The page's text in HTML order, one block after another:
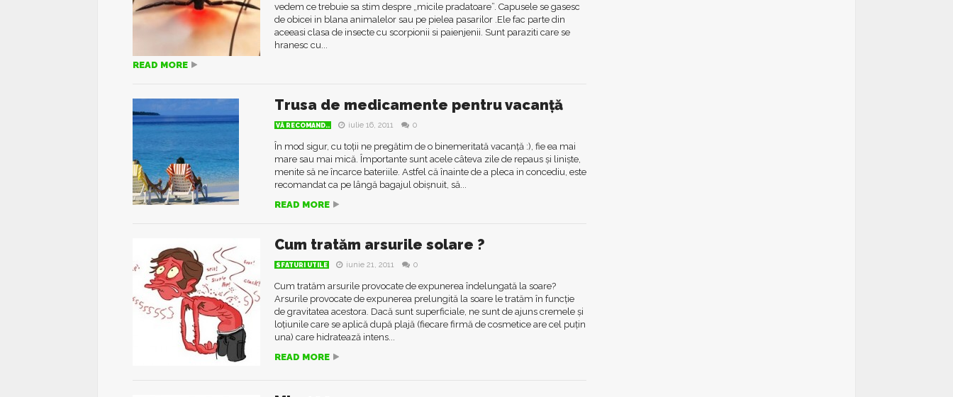
vedem ce trebuie sa stim despre „micile pradatoare”. Capusele se gasesc
de obicei in blana animalelor sau pe pielea pasarilor .Ele fac parte din
aceeasi clasa de insecte cu scorpionii si paienjenii. Sunt paraziti care se
hranesc cu...
READ MORE
Trusa de medicamente pentru vacanță
VĂ RECOMAND.. iulie 16, 2011 0
În mod sigur, cu toții ne pregătim de o binemeritată vacanță :), fie ea mai
mare sau mai mică. Împortante sunt acele câteva zile de repaus și liniște,
menite să ne încarce bateriile. Astfel că înainte de a pleca in concediu, este
recomandat ca pe lângă bagajul obișnuit, să...
READ MORE
Cum tratăm arsurile solare ?
SFATURI UTILE iunie 21, 2011 0
Cum tratăm arsurile provocate de expunerea îndelungată la soare?
Arsurile provocate de expunerea prelungită la soare le tratăm în funcție
de gravitatea acestora. Dacă sunt superficiale, ne sunt de ajuns cremele și
loțiunile care se aplică după plajă (fiecare firmă de cosmetice are cel puțin
una) care hidratează intens...
READ MORE